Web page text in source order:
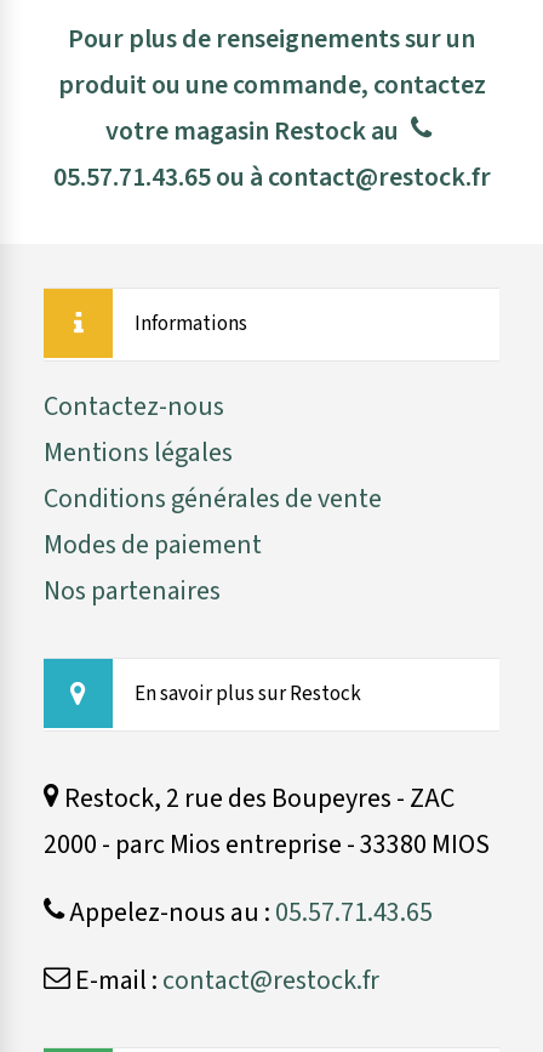
Pour plus de renseignements sur un
produit ou une commande, contactez
votre magasin Restock au
05.57.71.43.65ou àcontact@restock.fr
Informations
Contactez-nous
Mentions légales
Conditions générales de vente
Modes de paiement
Nos partenaires
En savoir plus sur Restock
Restock, 2 rue des Boupeyres - ZAC
2000 - parc Mios entreprise - 33380 MIOS
Appelez-nous au :05.57.71.43.65
E-mail :contact@restock.fr